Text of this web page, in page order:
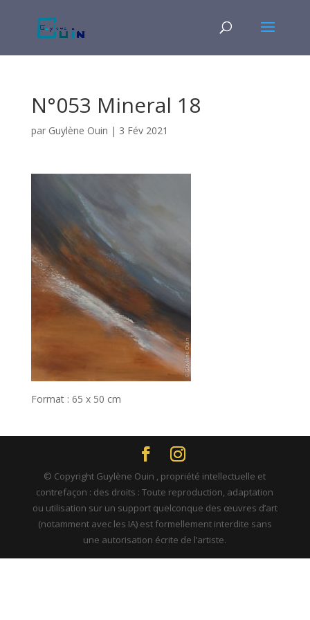
N°053 Mineral 18
par Guylène Ouin | 3 Fév 2021
Format : 65 x 50 cm
© Copyright Guylène Ouin , propriété intellectuelle et
contrefaçon : des droits : Toute reproduction, adaptation
ou utilisation sur un support quelconque des œuvres d’art
(notamment avec les IA) est formellement interdite sans
une autorisation écrite de l’artiste.